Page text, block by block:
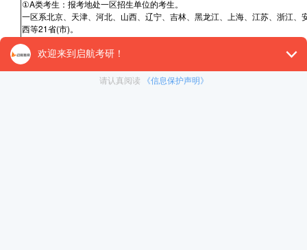
①A类考生：报考地处一区招生单位的考生。
一区系北京、天津、河北、山西、辽宁、吉林、黑龙江、上海、江苏、浙江
西等21省(市)。
②B类考生：报考地处二区招生单位的考生。
二区系内蒙古、广西、海南、贵州、云南、西藏、甘肃、青海、宁夏、新疆等
③工学照顾专业：
力学[0801]、冶金工程[0806]、动力工程及工程热物理[0807]、水利工程